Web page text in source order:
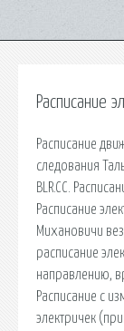
Расписание
Расписание
следования
BLR.CC.
Расписание
Михановичи
расписание
направлению,
Расписание с
электричек